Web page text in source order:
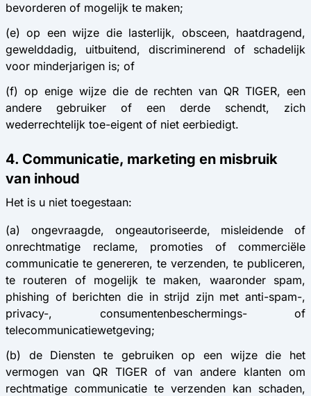
bevorderen of mogelijk te maken;
(e) op een wijze die lasterlijk, obsceen, haatdragend,
gewelddadig, uitbuitend, discriminerend of schadelijk
voor minderjarigen is; of
(f) op enige wijze die de rechten van QR TIGER, een
andere gebruiker of een derde schendt, zich
wederrechtelijk toe-eigent of niet eerbiedigt.
4. Communicatie, marketing en misbruik
van inhoud
Het is u niet toegestaan:
(a) ongevraagde, ongeautoriseerde, misleidende of
onrechtmatige reclame, promoties of commerciële
communicatie te genereren, te verzenden, te publiceren,
te routeren of mogelijk te maken, waaronder spam,
phishing of berichten die in strijd zijn met anti-spam-,
privacy-, consumentenbeschermings- of
telecommunicatiewetgeving;
(b) de Diensten te gebruiken op een wijze die het
vermogen van QR TIGER of van andere klanten om
rechtmatige communicatie te verzenden kan schaden,